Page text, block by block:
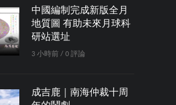
中國編制完成新版全月
地質圖 有助未來月球科
研站選址
3 小時前 / 0 評論
成吉鹿｜南海仲裁十周